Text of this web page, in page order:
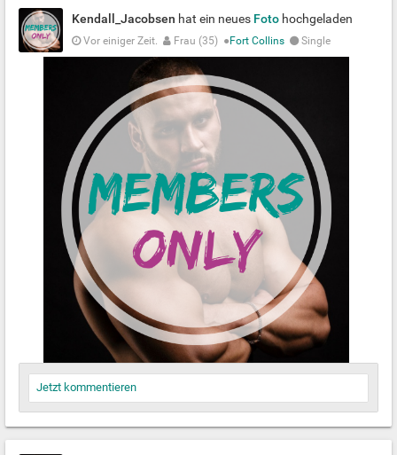
Kendall_Jacobsen hat ein neues Foto hochgeladen
Vor einiger Zeit. Frau (35) ● Fort Collins Single
Jetzt kommentieren